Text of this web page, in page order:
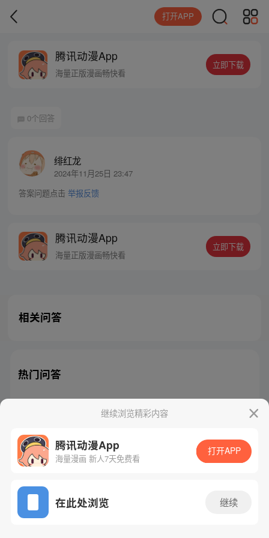
打开APP
腾讯动漫App
海量正版漫画畅快看
立即下载
0个回答
绯红龙
2024年11月25日 23:47
答案问题点击 举报反馈
腾讯动漫App
海量正版漫画畅快看
立即下载
相关问答
热门问答
继续浏览精彩内容
腾讯动漫App
海量漫画 新人7天免费看
打开APP
在此处浏览 继续
腾讯漫画 起点读书 QQ阅读
网站备案/许可证号：粤B2-20090059-5